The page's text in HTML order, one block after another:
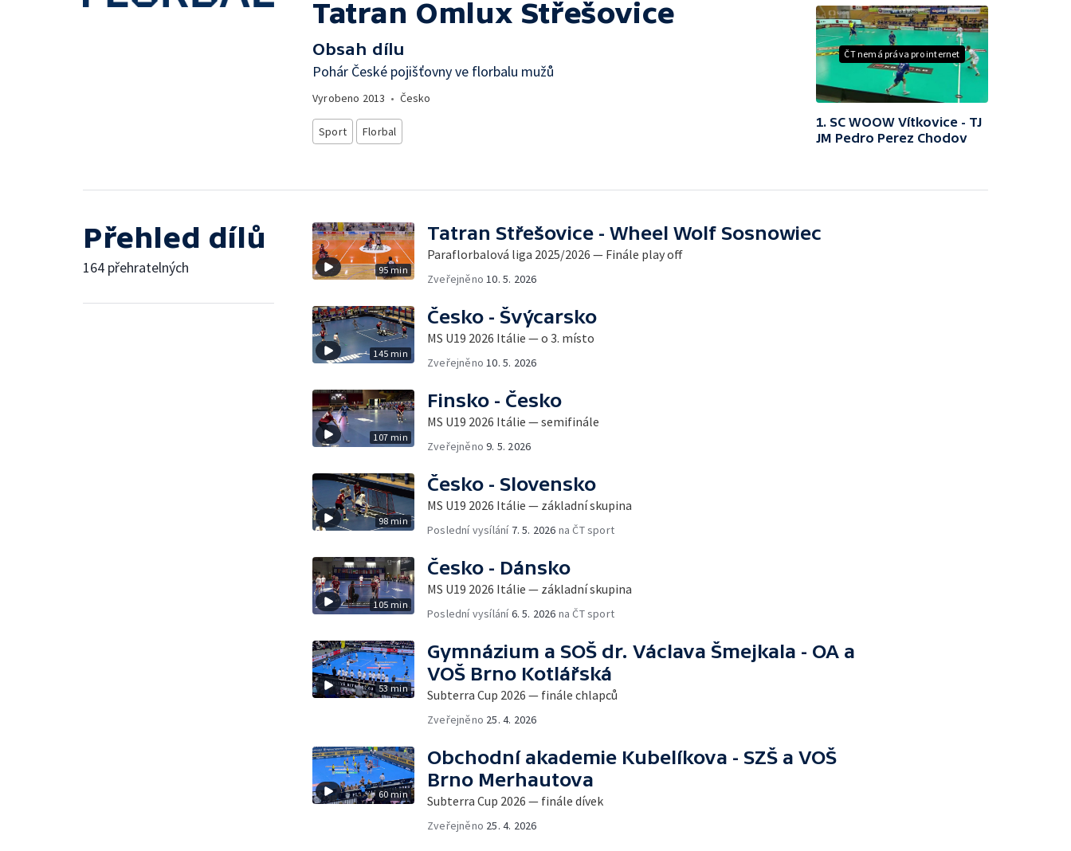
Tatran Omlux Střešovice
Obsah dílu
Pohár České pojišťovny ve florbalu mužů
Vyrobeno 2013 • Česko
Sport Florbal
ČT nemá práva pro internet
1. SC WOOW Vítkovice - TJ
JM Pedro Perez Chodov
Přehled dílů
164 přehratelných 95 min
Tatran Střešovice - Wheel Wolf Sosnowiec
Paraflorbalová liga 2025/2026 — Finále play off
Zveřejněno 10. 5. 2026
145 min
Česko - Švýcarsko
MS U19 2026 Itálie — o 3. místo
Zveřejněno 10. 5. 2026
107 min
Finsko - Česko
MS U19 2026 Itálie — semifinále
Zveřejněno9. 5. 2026
98 min
Česko - Slovensko
MS U19 2026 Itálie — základní skupina
Poslední vysílání 7. 5. 2026 na ČT sport
105 min
Česko - Dánsko
MS U19 2026 Itálie — základní skupina
Poslední vysílání6. 5. 2026 na ČT sport
53 min
Gymnázium a SOŠ dr. Václava Šmejkala - OA a
VOŠ Brno Kotlářská
Subterra Cup 2026 — finále chlapců
Zveřejněno 25. 4. 2026
60 min
Obchodní akademie Kubelíkova - SZŠ a VOŠ
Brno Merhautova
Subterra Cup 2026 — finále dívek
Zveřejněno 25. 4. 2026